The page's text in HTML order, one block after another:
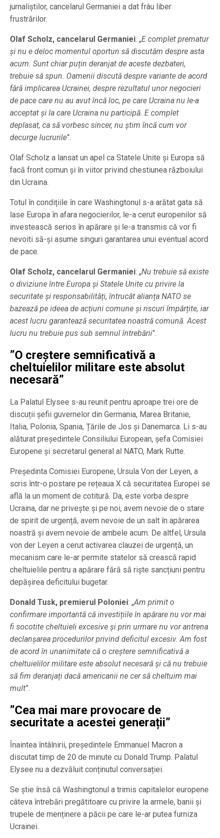
jurnaliștilor, cancelarul Germaniei a dat frâu liber
frustrărilor.
Olaf Scholz, cancelarul Germaniei: „E complet prematur
și nu e deloc momentul oportun să discutăm despre asta
acum. Sunt chiar puțin deranjat de aceste dezbateri,
trebuie să spun. Oamenii discută despre variante de acord
fără implicarea Ucrainei, despre rezultatul unor negocieri
de pace care nu au avut încă loc, pe care Ucraina nu le-a
acceptat și la care Ucraina nu participă. E complet
deplasat, ca să vorbesc sincer, nu știm încă cum vor
decurge lucrurile”.
Olaf Scholz a lansat un apel ca Statele Unite și Europa să
facă front comun și în viitor privind chestiunea războiului
din Ucraina.
Totul în condițiile în care Washingtonul s-a arătat gata să
lase Europa în afara negocierilor, le-a cerut europenilor să
investească serios în apărare și le-a transmis că vor fi
nevoiti să-și asume singuri garantarea unui eventual acord
de pace.
Olaf Scholz, cancelarul Germaniei: „Nu trebuie să existe
o diviziune între Europa și Statele Unite cu privire la
securitate și responsabilități, întrucât alianța NATO se
bazează pe ideea de acțiuni comune și riscuri împărțite, iar
acest lucru garantează securitatea noastră comună. Acest
lucru nu trebuie pus sub semnul întrebării”.
”O creștere semnificativă a
cheltuielilor militare este absolut
necesară”
La Palatul Elysee s-au reunit pentru aproape trei ore de
discuții șefii guvernelor din Germania, Marea Britanie,
Italia, Polonia, Spania, Țările de Jos și Danemarca. Li s-au
alăturat președintele Consiliului European, șefa Comisiei
Europene și secretarul general al NATO, Mark Rutte.
Președinta Comisiei Europene, Ursula Von der Leyen, a
scris într-o postare pe rețeaua X că securitatea Europei se
află la un moment de cotitură. Da, este vorba despre
Ucraina, dar ne privește și pe noi, avem nevoie de o stare
de spirit de urgență, avem nevoie de un salt în apărarea
noastră și avem nevoie de ambele acum. De altfel, Ursula
von der Leyen a cerut activarea clauzei de urgență, un
mecanism care le-ar permite statelor să crească rapid
cheltuielile pentru a apărare fără să riște sancțiuni pentru
depășirea deficitului bugetar.
Donald Tusk, premierul Poloniei: „Am primit o
confirmare importantă că investițiile în apărare nu vor mai
fi socotite cheltuieli excesive și prin urmare nu vor antrena
declanșarea procedurilor privind deficitul excesiv. Am fost
de acord în unanimitate că o creștere semnificativă a
cheltuielilor militare este absolut necesară și că nu trebuie
să fim deranjați dacă americanii ne cer să cheltuim mai
mult”.
”Cea mai mare provocare de
securitate a acestei generații”
Înaintea întâlnirii, președintele Emmanuel Macron a
discutat timp de 20 de minute cu Donald Trump. Palatul
Elysee nu a dezvăluit conținutul conversației.
Se știe însă că Washingtonul a trimis capitalelor europene
câteva întrebări pregătitoare cu privire la armele, banii și
trupele de menținere a păcii pe care le-ar putea furniza
Ucrainei.